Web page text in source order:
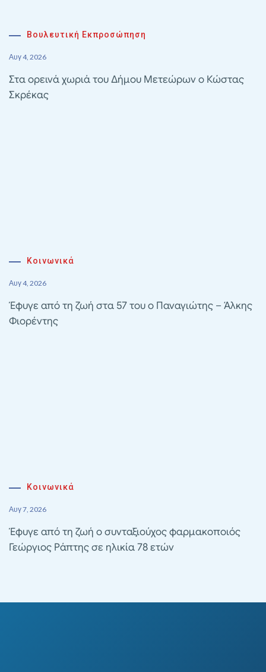
Βουλευτική Εκπροσώπηση
Αυγ 4, 2026
Στα ορεινά χωριά του Δήμου Μετεώρων ο Κώστας
Σκρέκας
Κοινωνικά
Αυγ 4, 2026
Έφυγε από τη ζωή στα 57 του ο Παναγιώτης – Άλκης
Φιορέντης
Κοινωνικά
Αυγ 7, 2026
Έφυγε από τη ζωή ο συνταξιούχος φαρμακοποιός
Γεώργιος Ράπτης σε ηλικία 78 ετών